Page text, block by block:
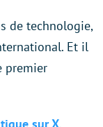
de technologie,
Et il
premier